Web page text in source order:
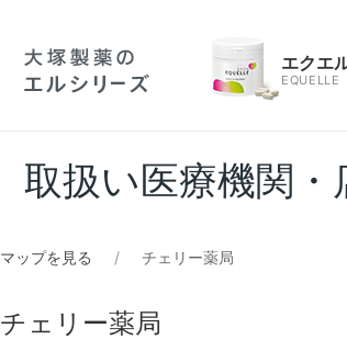
エクエ
EQUELLE
取扱い医療機関・
マップを見る チェリー薬局
チェリー薬局